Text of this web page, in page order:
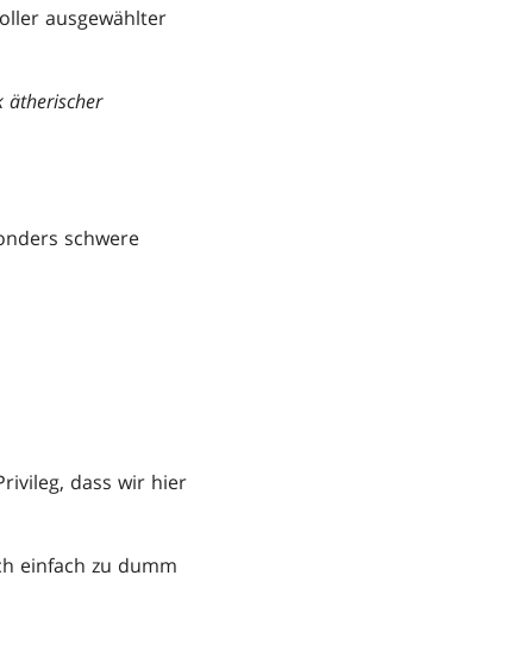
ausgewählter
ätherischer
schwere
dass wir hier
einfach zu dumm